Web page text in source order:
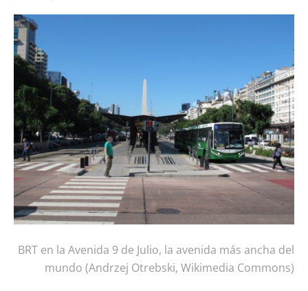
BRT en la Avenida 9 de Julio, la avenida más ancha del
mundo (Andrzej Otrebski, Wikimedia Commons)